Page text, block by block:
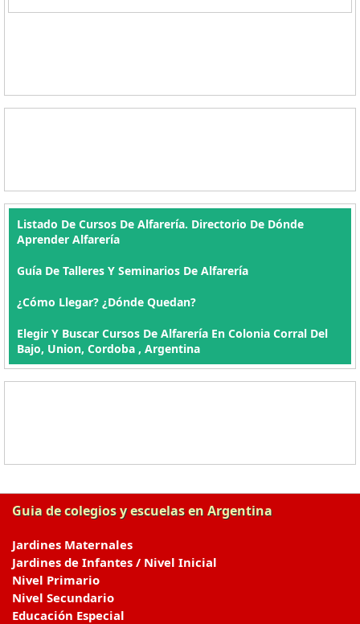
Listado De Cursos De Alfarería. Directorio De Dónde
Aprender Alfarería
Guía De Talleres Y Seminarios De Alfarería
¿Cómo Llegar? ¿Dónde Quedan?
Elegir Y Buscar Cursos De Alfarería En Colonia Corral Del
Bajo, Union, Cordoba , Argentina
Guia de colegios y escuelas en Argentina
Jardines Maternales
Jardines de Infantes / Nivel Inicial
Nivel Primario
Nivel Secundario
Educación Especial